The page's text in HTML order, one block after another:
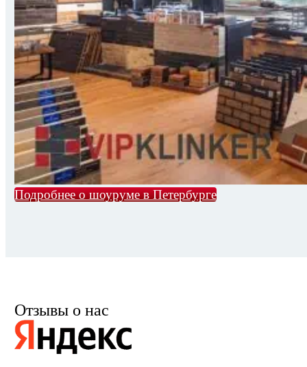
Подробнее о шоуруме в Петербурге
Отзывы о нас